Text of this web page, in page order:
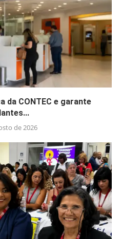
da CONTEC e garante
de 2026